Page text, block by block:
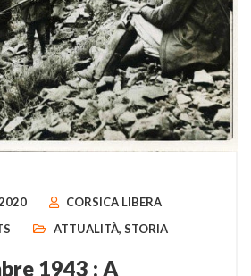
CORSICA LIBERA
ATTUALITÀ, STORIA
1943 : A